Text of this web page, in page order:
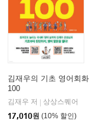
김재우의 기초 영어회화
100
김재우 저
상상스퀘어
17,010원 (10% 할인)